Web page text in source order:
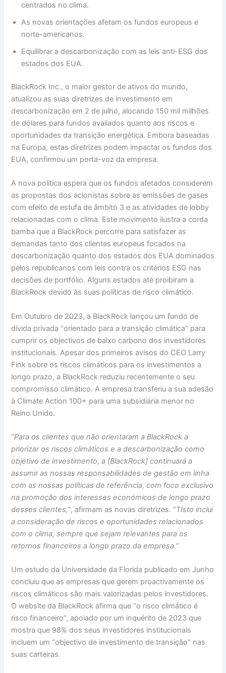
centrados no clima.
As novas orientações afetam os fundos europeus e
norte-americanos.
Equilibrar a descarbonização com as leis anti-ESG dos
estados dos EUA.
BlackRock Inc., o maior gestor de ativos do mundo,
atualizou as suas diretrizes de investimento em
descarbonização em 2 de julho, alocando 150 mil milhões
de dólares para fundos avaliados quanto aos riscos e
oportunidades da transição energética. Embora baseadas
na Europa, estas diretrizes podem impactar os fundos dos
EUA, confirmou um porta-voz da empresa.
A nova política espera que os fundos afetados considerem
as propostas dos acionistas sobre as emissões de gases
com efeito de estufa de âmbito 3 e as atividades de lobby
relacionadas com o clima. Este movimento ilustra a corda
bamba que a BlackRock percorre para satisfazer as
demandas tanto dos clientes europeus focados na
descarbonização quanto dos estados dos EUA dominados
pelos republicanos com leis contra os critérios ESG nas
decisões de portfólio. Alguns estados até proibiram a
BlackRock devido às suas políticas de risco climático.
Em Outubro de 2023, a BlackRock lançou um fundo de
dívida privada “orientado para a transição climática” para
cumprir os objectivos de baixo carbono dos investidores
institucionais. Apesar dos primeiros avisos do CEO Larry
Fink sobre os riscos climáticos para os investimentos a
longo prazo, a BlackRock reduziu recentemente o seu
compromisso climático. A empresa transferiu a sua adesão
à Climate Action 100+ para uma subsidiária menor no
Reino Unido.
“Para os clientes que não orientaram a BlackRock a
priorizar os riscos climáticos e a descarbonização como
objetivo de investimento, a [BlackRock] continuará a
assumir as nossas responsabilidades de gestão em linha
com as nossas políticas de referência, com foco exclusivo
na promoção dos interesses económicos de longo prazo
desses clientes,”, afirmam as novas diretrizes. “TIsto inclui
a consideração de riscos e oportunidades relacionados
com o clima, sempre que sejam relevantes para os
retornos financeiros a longo prazo da empresa.“
Um estudo da Universidade da Florida publicado em Junho
concluiu que as empresas que gerem proactivamente os
riscos climáticos são mais valorizadas pelos investidores.
O website da BlackRock afirma que “o risco climático é
risco financeiro”, apoiado por um inquérito de 2023 que
mostra que 98% dos seus investidores institucionais
incluem um “objectivo de investimento de transição” nas
suas carteiras.